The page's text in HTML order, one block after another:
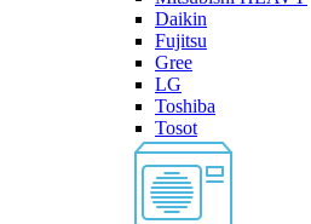
Daikin
Fujitsu
Gree
LG
Toshiba
Tosot